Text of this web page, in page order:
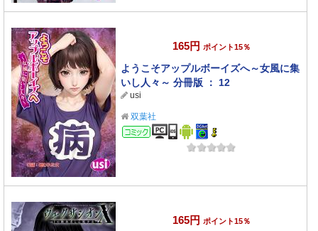
165円 ポイント15％
ようこそアップルボーイズへ～女風に集
いし人々～ 分冊版 ： 12
usi
双葉社
コミック
165円 ポイント15％